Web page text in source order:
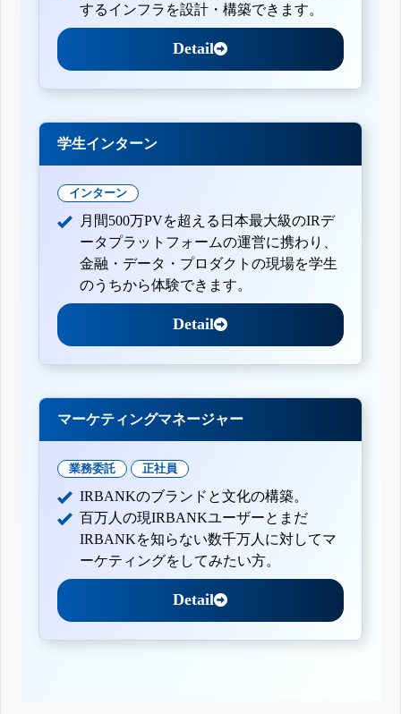
するインフラを設計・構築できます。
Detail
学生インターン
インターン
月間500万PVを超える日本最大級のIRデ
ータプラットフォームの運営に携わり、
金融・データ・プロダクトの現場を学生
のうちから体験できます。
Detail
マーケティングマネージャー
業務委託 正社員
IRBANKのブランドと文化の構築。
百万人の現IRBANKユーザーとまだ
IRBANKを知らない数千万人に対してマ
ーケティングをしてみたい方。
Detail